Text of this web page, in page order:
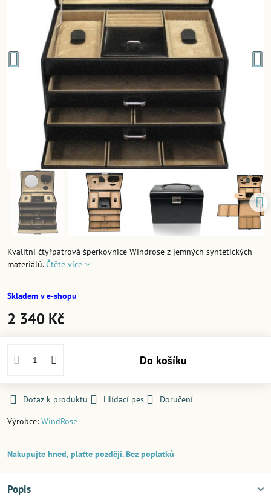
Kvalitní čtyřpatrová šperkovnice Windrose z jemných syntetických
materiálů.Čtěte více
Skladem v e-shopu
2 340 Kč
Do košíku
Dotaz k produktu Hlídací pes
Doručení
Výrobce: WindRose
Nakupujte hned, plaťte později. Bez poplatků
Popis